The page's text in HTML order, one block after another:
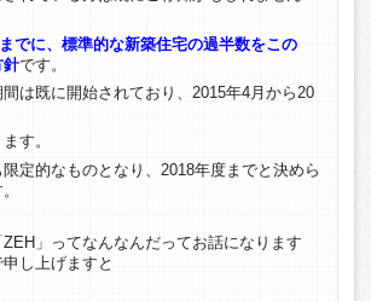
でに、標準的な新築住宅の過半数をこの
針です。
は既に開始されており、2015年4月から20
す。
定的なものとなり、2018年度までと決めら
ZEH」ってなんなんだってお話になります
し上げますと